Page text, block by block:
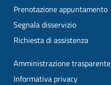
Prenotazione appuntamento
Segnala disservizio
Richiesta di assistenza
Amministrazione trasparente
Informativa privacy